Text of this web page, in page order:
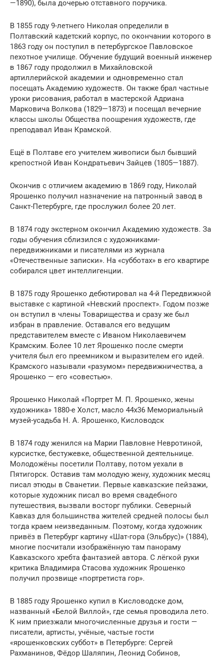
—1890), была дочерью отставного поручика.
В 1855 году 9-летнего Николая определили в
Полтавский кадетский корпус, по окончании которого в
1863 году он поступил в петербургское Павловское
пехотное училище. Обучение будущий военный инженер
в 1867 году продолжил в Михайловской
артиллерийской академии и одновременно стал
посещать Академию художеств. Он также брал частные
уроки рисования, работал в мастерской Адриана
Марковича Волкова (1829—1873) и посещал вечерние
классы школы Общества поощрения художеств, где
преподавал Иван Крамской.
Ещё в Полтаве его учителем живописи был бывший
крепостной Иван Кондратьевич Зайцев (1805—1887).
Окончив с отличием академию в 1869 году, Николай
Ярошенко получил назначение на патронный завод в
Санкт-Петербурге, где прослужил более 20 лет.
В 1874 году экстерном окончил Академию художеств. За
годы обучения сблизился с художниками-
передвижниками и писателями из журнала
«Отечественные записки». На «субботах» в его квартире
собирался цвет интеллигенции.
В 1875 году Ярошенко дебютировал на 4-й Передвижной
выставке с картиной «Невский проспект». Годом позже
он вступил в члены Товарищества и сразу же был
избран в правление. Оставался его ведущим
представителем вместе с Иваном Николаевичем
Крамским. Более 10 лет Ярошенко после смерти
учителя был его преемником и выразителем его идей.
Крамского называли «разумом» передвижничества, а
Ярошенко — его «совестью».
Ярошенко Николай «Портрет М. П. Ярошенко, жены
художника» 1880-е Холст, масло 44х36 Мемориальный
музей-усадьба Н. А. Ярошенко, Кисловодск
В 1874 году женился на Марии Павловне Невротиной,
курсистке, бестужевке, общественной деятельнице.
Молодожёны посетили Полтаву, потом уехали в
Пятигорск. Оставив там молодую жену, художник месяц
писал этюды в Сванетии. Первые кавказские пейзажи,
которые художник писал во время свадебного
путешествия, вызвали восторг публики. Северный
Кавказ для большинства жителей средней полосы был
тогда краем неизведанным. Поэтому, когда художник
привёз в Петербург картину «Шат-гора (Эльбрус)» (1884),
многие посчитали изображённую там панораму
Кавказского хребта фантазией автора. С лёгкой руки
критика Владимира Стасова художник Ярошенко
получил прозвище «портретиста гор».
В 1885 году Ярошенко купил в Кисловодске дом,
названный «Белой Виллой», где семья проводила лето.
К ним приезжали многочисленные друзья и гости —
писатели, артисты, учёные, частые гости
«ярошенковских суббот» в Петербурге: Сергей
Рахманинов, Фёдор Шаляпин, Леонид Собинов,